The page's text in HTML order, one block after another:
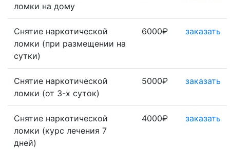
ломки на дому
Снятие наркотической
ломки (при размещении на
сутки)
6000₽ заказать
Снятие наркотической
ломки (от 3-х суток)
5000₽ заказать
Снятие наркотической
ломки (курс лечения 7
дней)
4000₽ заказать